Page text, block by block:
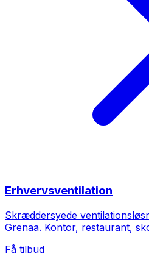
Erhvervsventilation
Skræddersyede
Grenaa. Kontor, restaurant,
Få tilbud